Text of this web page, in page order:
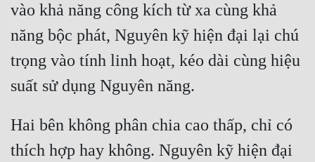
vào khả năng công kích từ xa cùng khả
năng bộc phát, Nguyên kỹ hiện đại lại chú
trọng vào tính linh hoạt, kéo dài cùng hiệu
Hai bên không phân chia cao thấp, chỉ có
thích hợp hay không. Nguyên kỹ hiện đại